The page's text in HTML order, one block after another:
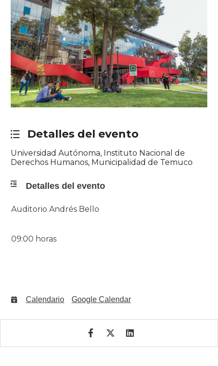
Detalles del evento
Universidad Autónoma, Instituto Nacional de
Derechos Humanos, Municipalidad de Temuco
Detalles del evento
Auditorio Andrés Bello
09:00 horas
Calendario Google Calendar